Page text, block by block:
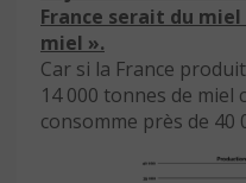
France serait du
miel ».
Car si la France
14 000 tonnes de miel
consomme près de 40